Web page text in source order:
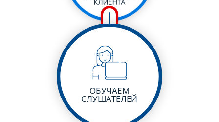
КЛИЕНТА
ОБУЧАЕМ
СЛУШАТЕЛЕЙ